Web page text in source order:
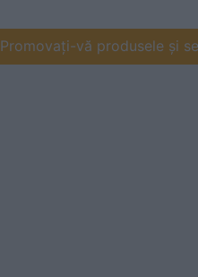
Promovați-vă produsele și